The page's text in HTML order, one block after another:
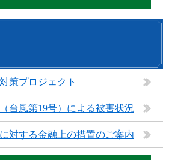
策プロジェクト
台風第19号）による被害状況
対する金融上の措置のご案内